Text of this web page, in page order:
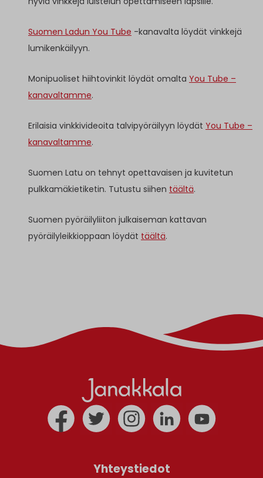
Suomen Ladun You Tube -kanavalta löydät vinkkejä
lumikenkäilyyn.
Monipuoliset hiihtovinkit löydät omalta You Tube –
kanavaltamme.
Erilaisia vinkkivideoita talvipyöräilyyn löydät You Tube –
kanavaltamme.
Suomen Latu on tehnyt opettavaisen ja kuvitetun
pulkkamäkietiketin. Tutustu siihen täältä.
Suomen pyöräilyliiton julkaiseman kattavan
pyöräilyleikkioppaan löydät täältä.
Yhteystiedot